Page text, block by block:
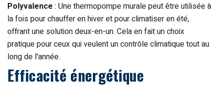
Polyvalence : Une thermopompe murale peut être utilisée à
la fois pour chauffer en hiver et pour climatiser en été,
offrant une solution deux-en-un. Cela en fait un choix
pratique pour ceux qui veulent un contrôle climatique tout au
long de l'année.
Efficacité énergétique